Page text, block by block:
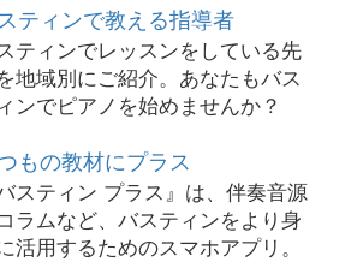
ティンで教える指導者
ティンでレッスンをしている先
地域別にご紹介。あなたもバス
ンでピアノを始めませんか？
もの教材にプラス
バスティン プラス』は、伴奏音源
ラムなど、バスティンをより身
活用するためのスマホアプリ。